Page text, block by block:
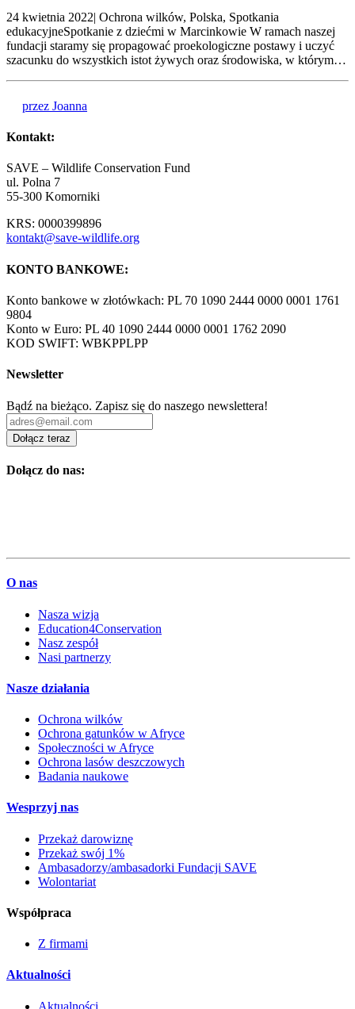
24 kwietnia 2022| Ochrona wilków, Polska, Spotkania
edukacyjneSpotkanie z dziećmi w Marcinkowie W ramach naszej
fundacji staramy się propagować proekologiczne postawy i uczyć
szacunku do wszystkich istot żywych oraz środowiska, w którym…
przez Joanna
Kontakt:
SAVE – Wildlife Conservation Fund
ul. Polna 7
55-300 Komorniki
KRS: 0000399896
kontakt@save-wildlife.org
KONTO BANKOWE:
Konto bankowe w złotówkach: PL 70 1090 2444 0000 0001 1761
9804
Konto w Euro: PL 40 1090 2444 0000 0001 1762 2090
KOD SWIFT: WBKPPLPP
Newsletter
Bądź na bieżąco. Zapisz się do naszego newslettera!
Dołącz teraz
Dołącz do nas:
O nas
Nasza wizja
Education4Conservation
Nasz zespół
Nasi partnerzy
Nasze działania
Ochrona wilków
Ochrona gatunków w Afryce
Społeczności w Afryce
Ochrona lasów deszczowych
Badania naukowe
Wesprzyj nas
Przekaż darowiznę
Przekaż swój 1%
Ambasadorzy/ambasadorki Fundacji SAVE
Wolontariat
Współpraca
Z firmami
Aktualności
Aktualności